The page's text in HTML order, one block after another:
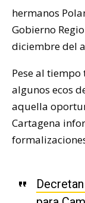
hermanos
Gobierno
diciembre del
Pese al
algunos ecos
aquella
Cartagena